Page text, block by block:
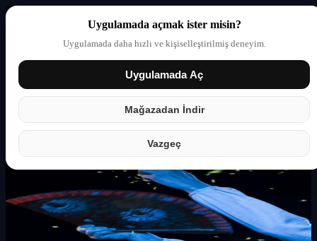
Uygulamada açmak ister misin?
Uygulamada daha hızlı ve kişiselleştirilmiş deneyim.
Uygulamada Aç
Mağazadan İndir
Vazgeç
Giriş yap Partner